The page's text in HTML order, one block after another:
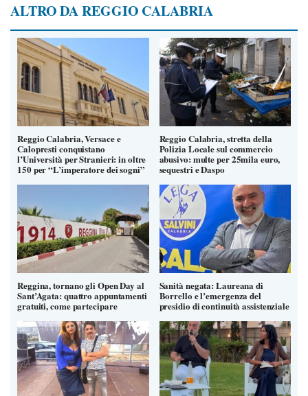
ALTRO DA REGGIO CALABRIA
Reggio Calabria, Versace e
Calopresti conquistano
l’Università per Stranieri: in oltre
150 per “L’imperatore dei sogni”
Reggio Calabria, stretta della
Polizia Locale sul commercio
abusivo: multe per 25mila euro,
sequestri e Daspo
Reggina, tornano gli Open Day al
Sant’Agata: quattro appuntamenti
gratuiti, come partecipare
Sanità negata: Laureana di
Borrello e l’emergenza del
presidio di continuità assistenziale